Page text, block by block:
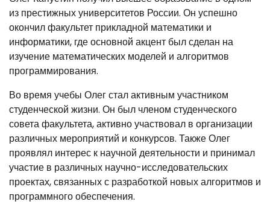
из престижных университетов России. Он успешно
окончил факультет прикладной математики и
информатики, где основной акцент был сделан на
изучение математических моделей и алгоритмов
программирования.
Во время учебы Олег стал активным участником
студенческой жизни. Он был членом студенческого
совета факультета, активно участвовал в организации
различных мероприятий и конкурсов. Также Олег
проявлял интерес к научной деятельности и принимал
участие в различных научно-исследовательских
проектах, связанных с разработкой новых алгоритмов и
программного обеспечения.